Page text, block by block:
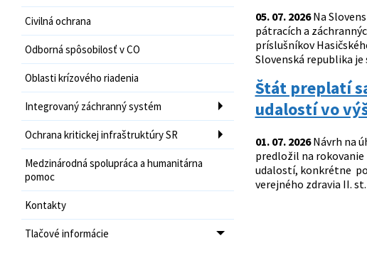
Civilná ochrana
Odborná spôsobilosť v CO
Oblasti krízového riadenia
Integrovaný záchranný systém
Ochrana kritickej infraštruktúry SR
Medzinárodná spolupráca a humanitárna
pomoc
Kontakty
Tlačové informácie
05. 07. 2026Na
pátracích a
príslušníkov
Slovenská republika
Štát preplatí
udalostí vo
01. 07. 2026Návrh na
predložil na
udalostí, konkrétne
verejného zdravia II. st.